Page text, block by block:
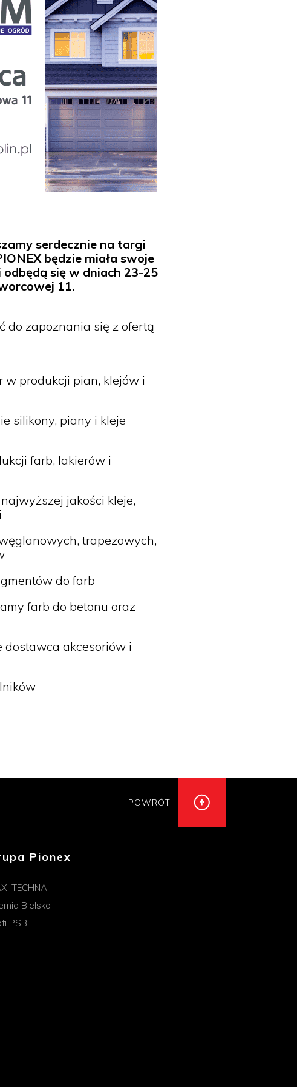
serdecznie na targi
będzie miała swoje
się w dniach 23-25
11.
do zapoznania się z ofertą
w produkcji pian, klejów i
silikony, piany i kleje
farb, lakierów i
jakości kleje,
trapezowych,
do farb
farb do betonu oraz
dostawca akcesoriów i
POWRÓT
Pionex
TECHNA
Bielsko
PSB